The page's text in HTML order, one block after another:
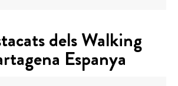
dels Walking
Espanya